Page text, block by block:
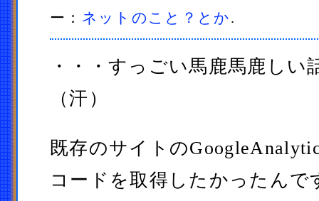
ー： ネットのこと？とか.
・・・すっごい馬鹿馬鹿しい
（汗）
既存のサイトの
コードを取得したかったんで